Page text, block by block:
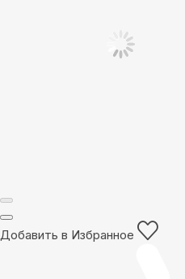
Добавить в Избранное